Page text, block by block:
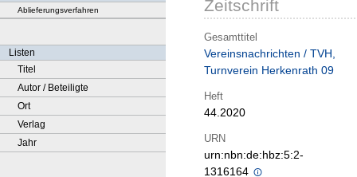
Ablieferungsverfahren
Listen
Titel
Autor / Beteiligte
Ort
Verlag
Jahr
Zeitschrift
Gesamttitel
Vereinsnachrichten / TVH,
Turnverein Herkenrath 09
Heft
44.2020
URN
urn:nbn:de:hbz:5:2-
1316164